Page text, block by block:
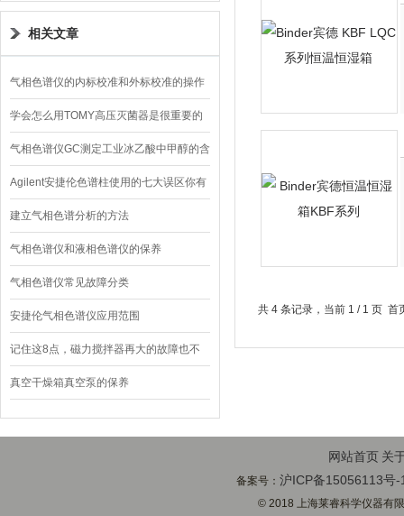
相关文章
气相色谱仪的内标校准和外标校准的操作
方法
学会怎么用TOMY高压灭菌器是很重要的
气相色谱仪GC测定工业冰乙酸中甲醇的含
量
Agilent安捷伦色谱柱使用的七大误区你有
遇到过吗？
建立气相色谱分析的方法
气相色谱仪和液相色谱仪的保养
气相色谱仪常见故障分类
安捷伦气相色谱仪应用范围
记住这8点，磁力搅拌器再大的故障也不
用慌
真空干燥箱真空泵的保养
共 4 条记录，当前 1 / 1 页
网站首页 关
备案号：沪ICP备15056113号-
© 2018 上海莱睿科学仪器有